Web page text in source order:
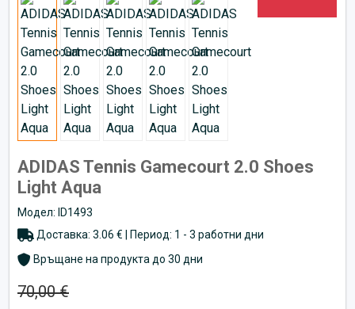
ADIDAS Tennis Gamecourt 2.0 Shoes
Light Aqua
Модел: ID1493
Доставка: 3.06 € | Период: 1 - 3 работни дни
Връщане на продукта до 30 дни
70,00 €